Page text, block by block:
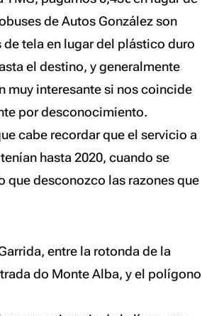
de Autos González son
tela en lugar del plástico duro
el destino, y generalmente
muy interesante si nos coincide
por desconocimiento.
cabe recordar que el servicio a
hasta 2020, cuando se
que desconozco las razones que
entre la rotonda de la
do Monte Alba, y el polígono